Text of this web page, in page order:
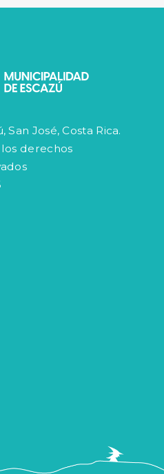
San José, Costa Rica.
los derechos